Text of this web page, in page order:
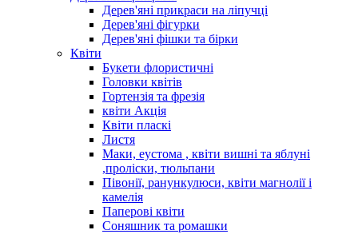
Дерев'яні прикраси на ліпучці
Дерев'яні фігурки
Дерев'яні фішки та бірки
Квіти
Букети флористичні
Головки квітів
Гортензія та фрезія
квіти Акція
Квіти пласкі
Листя
Маки, еустома , квіти вишні та яблуні
,проліски, тюльпани
Півонії, ранункулюси, квіти магнолії і
камелія
Паперові квіти
Соняшник та ромашки